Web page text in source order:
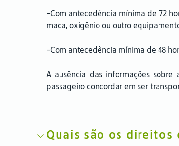
-Com antecedência mínima de 72
maca, oxigênio ou outro
-Com antecedência mínima de 48
A ausência das informações
passageiro concordar em ser
Quais são os direitos